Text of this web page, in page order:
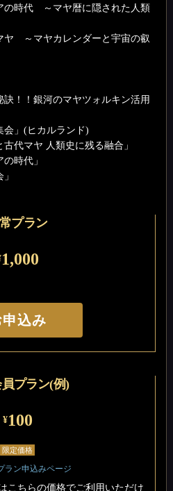
の時代 ～マヤ暦に隠された人類
ヤ ～マヤカレンダーと宇宙の叡
訣！！銀河のマヤツォルキン活用
会」(ヒカルランド)
代マヤ 人類史に残る融合」
時代」
プラン
1,000
申込み
プラン(例)
¥100
限定価格
ラン申込みページ
こちらの価格でご利用いただけ